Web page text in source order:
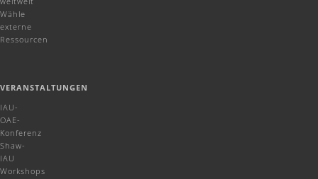
Wähle
externe
Ressourcen
VERANSTALTUNGEN
IAU-
OAE-
Konferenz
Shaw-
IAU
Workshops